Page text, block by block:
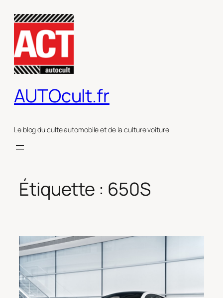
contenu
AUTOcult.fr
Le blog du culte automobile et de la culture voiture
Étiquette : 650S